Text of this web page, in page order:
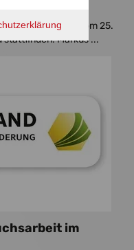
wird vom 25.
stattfinden. Markus ...
im